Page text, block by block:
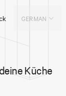
GERMAN
Küche